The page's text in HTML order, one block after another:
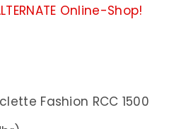
Online-Shop!
Fashion RCC 1500